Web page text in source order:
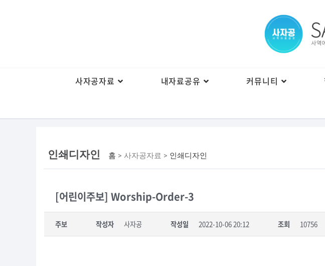
사자공자료 내자료공유 커뮤니티
인쇄디자인 홈 > 사자공자료 > 인쇄디자인
[어린이주보] Worship-Order-3
주보 작성자 사자공 작성일 2022-10-06 20:12 조회 10756